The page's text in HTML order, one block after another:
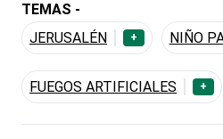
TEMAS -
JERUSALÉN
+ NIÑO
FUEGOS ARTIFICIALES +